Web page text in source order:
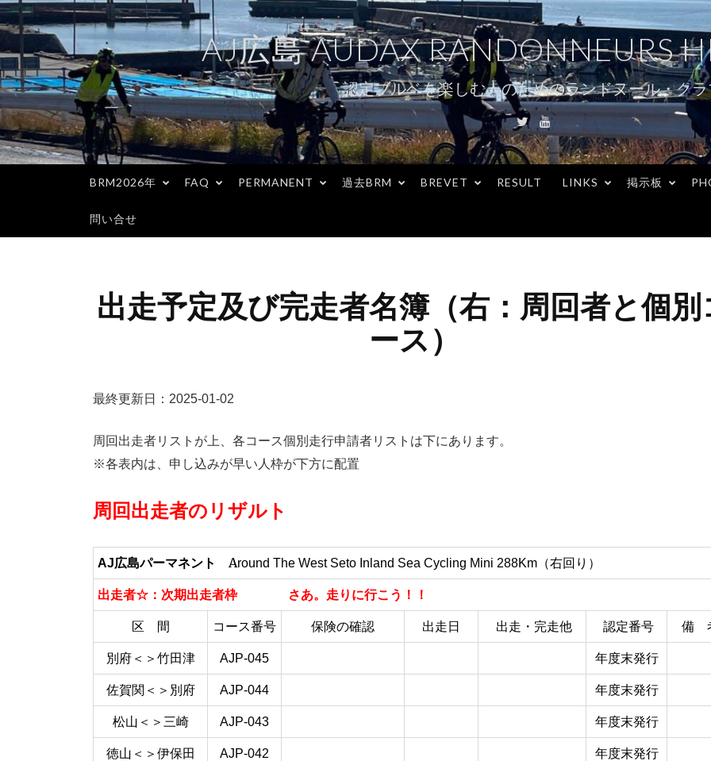
コ
ン
テ
ン
ツ
へ
ス
キ
AJ広島 AUDAX RANDONNEURS
認定ブルベを楽しむ人のためのランドヌール・ク
TwitterYoutube
BRM2026年 FAQ PERMANENT 過去BRM BREVET RESULT LINKS 掲示板
問い合せ
出走予定及び完走者名簿（右：周回者と個別
ース）
最終更新日：2025-01-02
周回出走者リストが上、各コース個別走行申請者リストは下にあります。
※各表内は、申し込みが早い人枠が下方に配置
周回出走者のリザルト
AJ広島パーマネント Around The WestSeto Inland Sea Cycling Mini 288Km（右回り）
出走者☆：次期出走者枠 さあ。走りに行こう！！
区 間 コース番号 保険の確認 出走日 出走・完走他 認定番号 備
別府＜＞竹田津 AJP-045 年度末発行
佐賀関＜＞別府 AJP-044 年度末発行
松山＜＞三崎 AJP-043 年度末発行
徳山＜＞伊保田 AJP-042 年度末発行